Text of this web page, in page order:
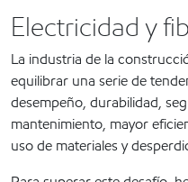
Electricidad y
La industria de la
equilibrar una serie de
desempeño, durabilidad,
mantenimiento, mayor
uso de materiales y